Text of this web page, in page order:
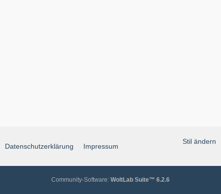
Stil ändern
Datenschutzerklärung Impressum
Community-Software: WoltLab Suite™ 6.2.6